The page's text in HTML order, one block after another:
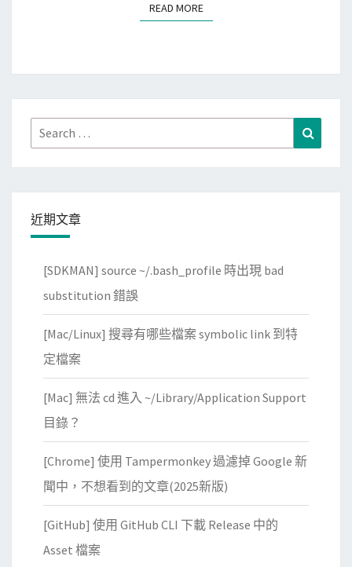
t
中
的
C
用
資
訊
READ MOREREAD MORE
Search
for:
近期文章
[SDKMAN] source ~/.bash_profile 時出現 bad
substitution 錯誤
[Mac/Linux] 搜尋有哪些檔案 symbolic link 到特
定檔案
[Mac] 無法 cd 進入 ~/Library/Application Support
目錄？
[Chrome] 使用 Tampermonkey 過濾掉 Google 新
聞中，不想看到的文章(2025新版)
[GitHub] 使用 GitHub CLI 下載 Release 中的
Asset 檔案